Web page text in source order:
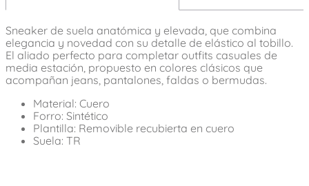
Sneaker de suela anatómica y elevada, que combina
elegancia y novedad con su detalle de elástico al tobillo.
El aliado perfecto para completar outfits casuales de
media estación, propuesto en colores clásicos que
acompañan jeans, pantalones, faldas o bermudas.
Material: Cuero
Forro: Sintético
Plantilla: Removible recubierta en cuero
Suela: TR